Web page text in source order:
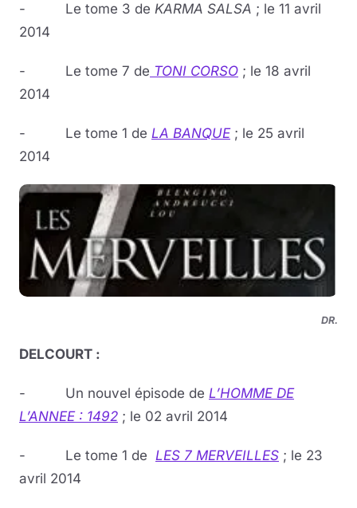
- Le tome 3 de KARMA SALSA ; le 11 avril
2014
- Le tome 7 de TONI CORSO ; le 18 avril
2014
- Le tome 1 de LA BANQUE; le 25 avril
2014
DR.
DELCOURT :
- Un nouvel épisode de L’HOMME DE
L’ANNEE : 1492 ; le 02 avril 2014
- Le tome 1 de LES 7 MERVEILLES ; le 23
avril 2014